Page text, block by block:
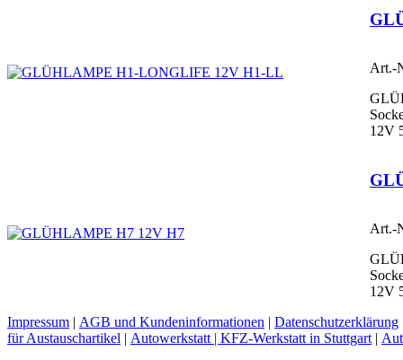
Art.-
12V
Art.-
12V
Impressum | AGB und Kundeninformationen | Datenschutzerklärung
für Austauschartikel | Autowerkstatt | KFZ-Werkstatt in Stuttgart |